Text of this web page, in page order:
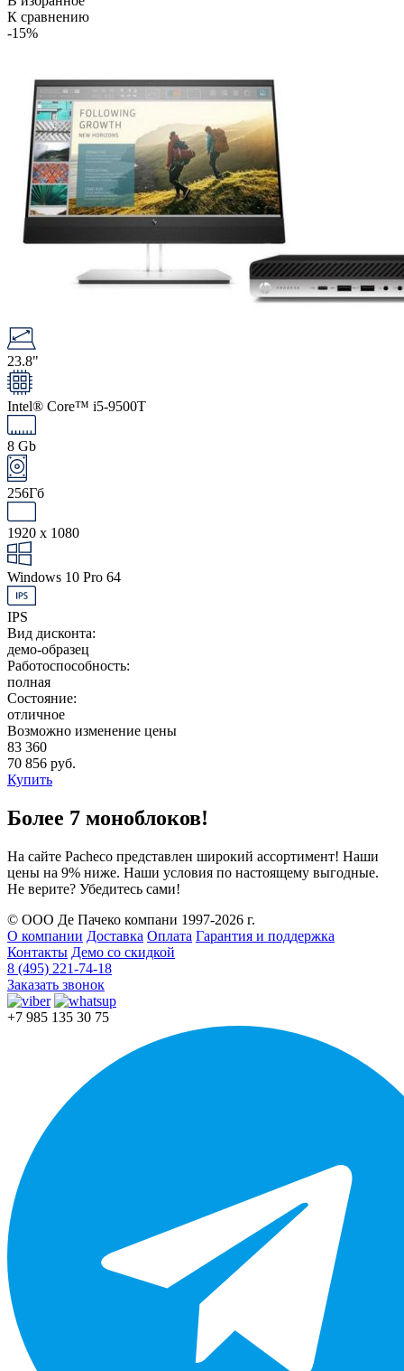
К сравнению
-15%
23.8"
Intel® Core™ i5-9500T
8 Gb
256Гб
1920 x 1080
Windows 10 Pro 64
IPS
Вид дисконта:
демо-образец
Работоспособность:
полная
Состояние:
отличное
Возможно изменение цены
83 360
70 856 руб.
Купить
Более 7 моноблоков!
На сайте Pacheco представлен широкий ассортимент! Наши
цены на 9% ниже. Наши условия по настоящему выгодные.
Не верите? Убедитесь сами!
© ООО Де Пачеко компани 1997-2026 г.
О компании Доставка Оплата Гарантия и поддержка
Контакты Демо со скидкой
8 (495) 221-74-18
Заказать звонок
+7 985 135 30 75